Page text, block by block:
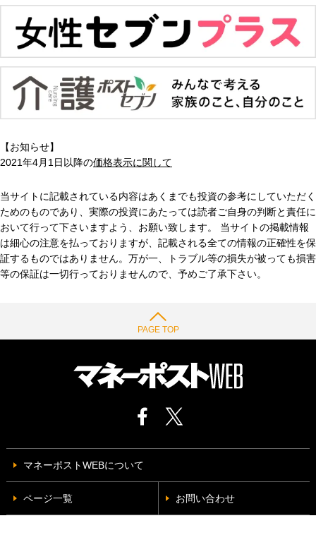
【お知らせ】
2021年4月1日以降の価格表示に関して
当サイトに記載されている内容はあくまでも投資の参考にしていただく
ためのものであり、実際の投資にあたっては読者ご自身の判断と責任に
おいて行って下さいますよう、お願い致します。 当サイトの掲載情報
は細心の注意を払っておりますが、記載される全ての情報の正確性を保
証するものではありません。万が一、トラブル等の損失が被っても損害
等の保証は一切行っておりませんので、予めご了承下さい。
PAGE TOP
マネーポストWEBについて
ページ一覧 お問い合わせ